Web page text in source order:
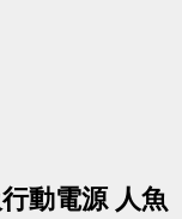
動電源 人魚